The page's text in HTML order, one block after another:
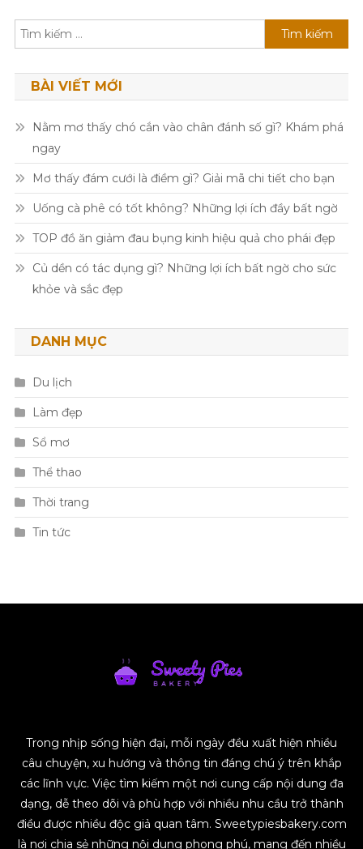
Tìm
kiếm
BÀI VIẾT MỚI
Nằm mơ thấy chó cắn vào chân đánh số gì? Khám phá
ngay
Mơ thấy đám cưới là điềm gì? Giải mã chi tiết cho bạn
Uống cà phê có tốt không? Những lợi ích đầy bất ngờ
TOP đồ ăn giảm đau bụng kinh hiệu quả cho phái đẹp
Củ dền có tác dụng gì? Những lợi ích bất ngờ cho sức
khỏe và sắc đẹp
DANH MỤC
Du lịch
Làm đẹp
Sổ mơ
Thể thao
Thời trang
Tin tức
Trong nhịp sống hiện đại, mỗi ngày đều xuất hiện nhiều
câu chuyện, xu hướng và thông tin đáng chú ý trên khắp
các lĩnh vực. Việc tìm kiếm một nơi cung cấp nội dung đa
dạng, dễ theo dõi và phù hợp với nhiều nhu cầu trở thành
điều được nhiều độc giả quan tâm. Sweetypiesbakery.com
là nơi chia sẻ những nội dung phong phú, mang đến nhiều